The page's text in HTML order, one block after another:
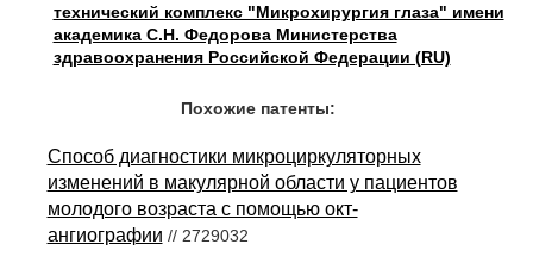
технический комплекс "Микрохирургия глаза" имени
академика С.Н. Федорова Министерства
здравоохранения Российской Федерации (RU)
Похожие патенты:
Способ диагностики микроциркуляторных
изменений в макулярной области у пациентов
молодого возраста с помощью окт-
ангиографии // 2729032